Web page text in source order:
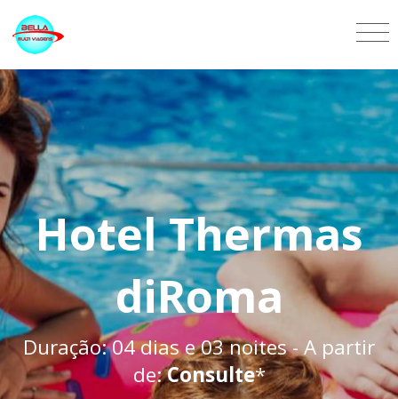
Hotel Thermas
diRoma
Duração: 04 dias e 03 noites - A partir
de:Consulte*